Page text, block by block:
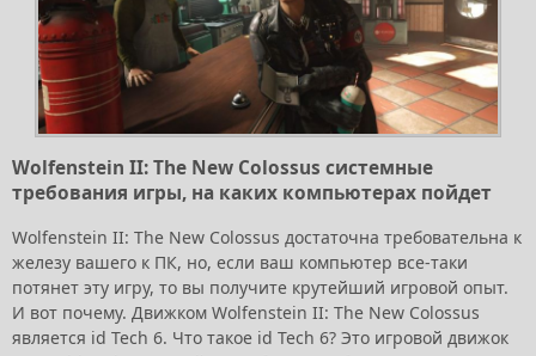
Wolfenstein II: The New Colossus системные
требования игры, на каких компьютерах пойдет
Wolfenstein II: The New Colossus достаточна требовательна к
железу вашего к ПК, но, если ваш компьютер все-таки
потянет эту игру, то вы получите крутейший игровой опыт.
И вот почему. Движком Wolfenstein II: The New Colossus
является id Tech 6. Что такое id Tech 6? Это игровой движок